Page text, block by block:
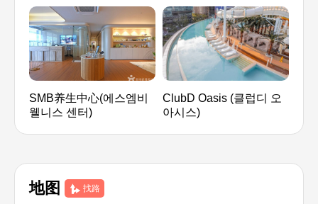
SMB养生中心(에스엠비
웰니스 센터)
ClubD Oasis (클럽디 오
아시스)
地图 找路